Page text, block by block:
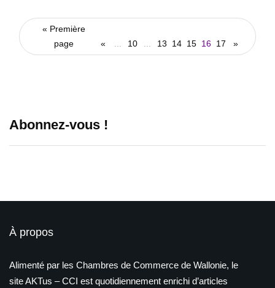
« Première
page
« 10 13 14 15 16 17 »
Abonnez-vous !
À propos
Alimenté par les Chambres de Commerce de Wallonie, le
site AKTus – CCI est quotidiennement enrichi d’articles